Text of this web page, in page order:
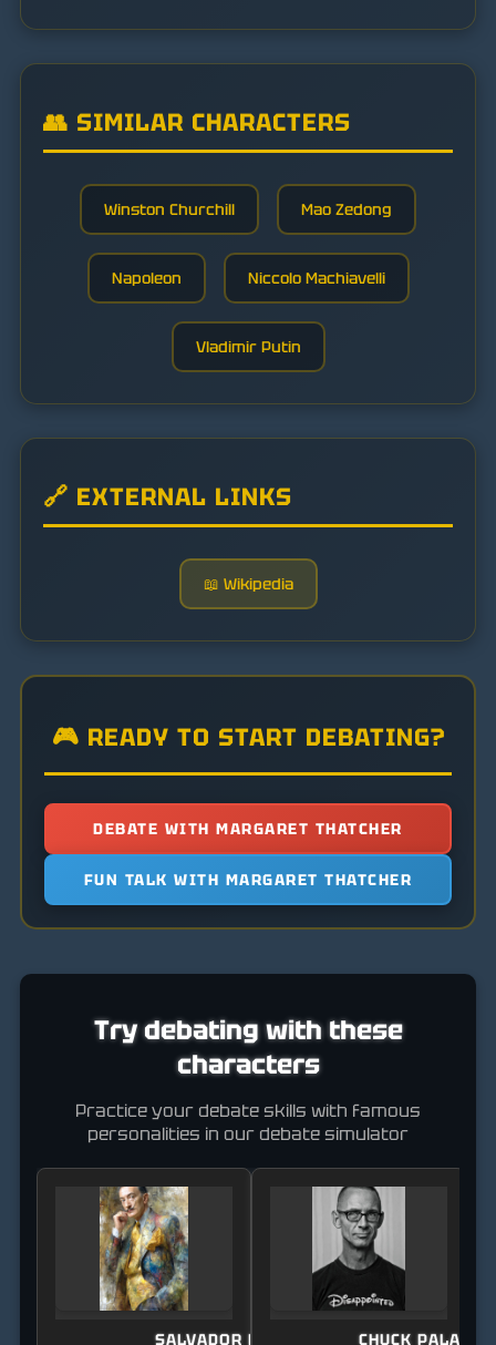
👥 SIMILAR CHARACTERS
Winston Churchill Mao Zedong
Napoleon Niccolo Machiavelli
Vladimir Putin
🔗 EXTERNAL LINKS
📖 Wikipedia
🎮 READY TO START DEBATING?
DEBATE WITH MARGARET THATCHER
FUN TALK WITH MARGARET THATCHER
Try debating with these
characters
Practice your debate skills with famous
personalities in our debate simulator
SALVADOR DALÍ CHUCK